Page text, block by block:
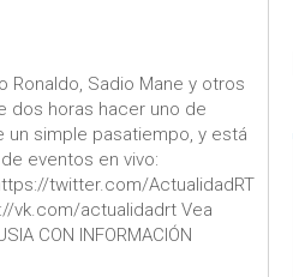
Sadio Mane y otros
dos horas hacer uno de
un simple pasatiempo, y está
eventos en vivo:
twitter.com/ActualidadRT
vk.com/actualidadrt Vea
CON INFORMACIÓN